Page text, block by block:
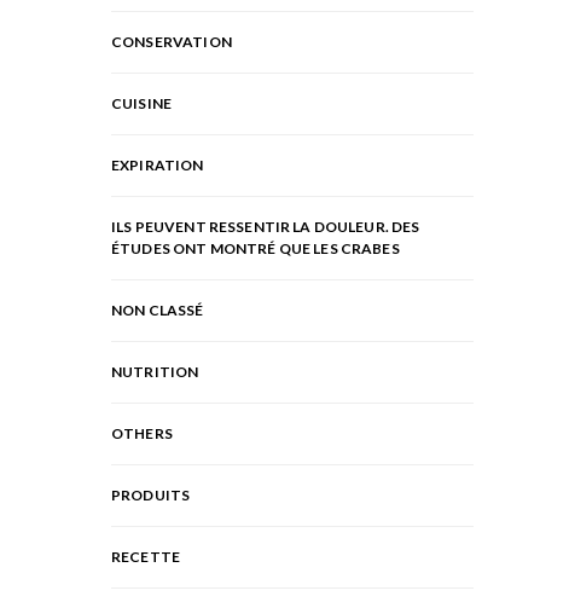
CONSERVATION
CUISINE
EXPIRATION
ILS PEUVENT RESSENTIR LA DOULEUR. DES
ÉTUDES ONT MONTRÉ QUE LES CRABES
NON CLASSÉ
NUTRITION
OTHERS
PRODUITS
RECETTE